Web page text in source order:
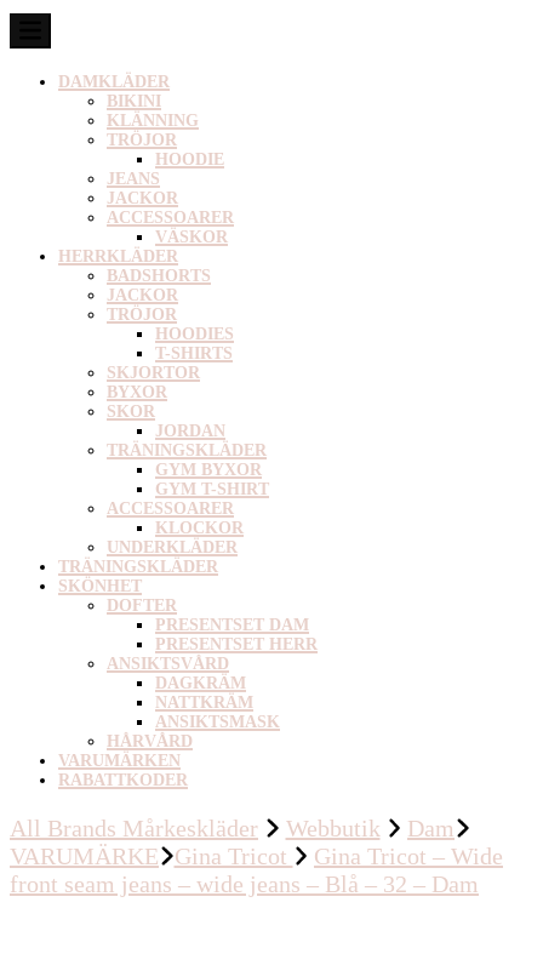
DAMKLÄDER
BIKINI
KLÄNNING
TRÖJOR
HOODIE
JEANS
JACKOR
ACCESSOARER
VÄSKOR
HERRKLÄDER
BADSHORTS
JACKOR
TRÖJOR
HOODIES
T-SHIRTS
SKJORTOR
BYXOR
SKOR
JORDAN
TRÄNINGSKLÄDER
GYM BYXOR
GYM T-SHIRT
ACCESSOARER
KLOCKOR
UNDERKLÄDER
TRÄNINGSKLÄDER
SKÖNHET
DOFTER
PRESENTSET DAM
PRESENTSET HERR
ANSIKTSVÅRD
DAGKRÄM
NATTKRÄM
ANSIKTSMASK
HÅRVÅRD
VARUMÄRKEN
RABATTKODER
All Brands Mårkeskläder Webbutik
Dam
VARUMÄRKE
Gina Tricot
Gina Tricot – Wide
front seam jeans – wide jeans – Blå – 32 – Dam